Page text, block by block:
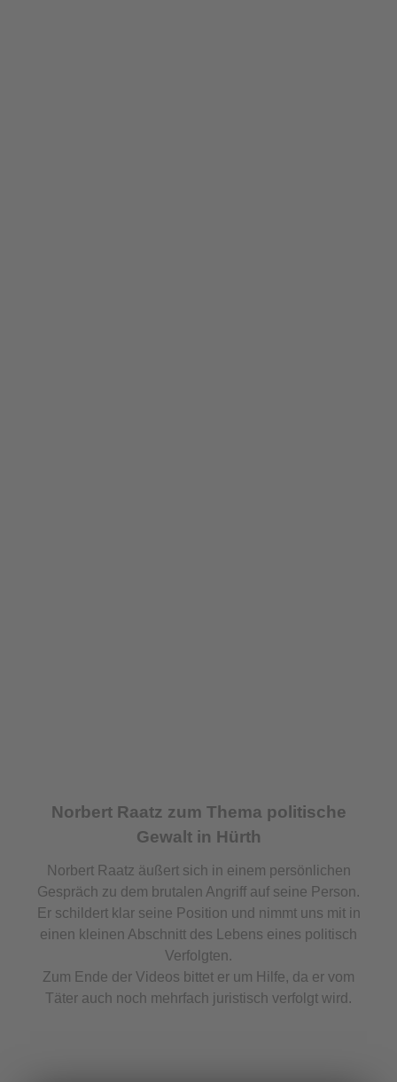
Norbert Raatz zum Thema politische
Gewalt in Hürth
Norbert Raatz äußert sich in einem persönlichen
Gespräch zu dem brutalen Angriff auf seine Person.
Er schildert klar seine Position und nimmt uns mit in
einen kleinen Abschnitt des Lebens eines politisch
Verfolgten.
Zum Ende der Videos bittet er um Hilfe, da er vom
Täter auch noch mehrfach juristisch verfolgt wird.